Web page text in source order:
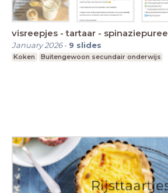
visreepjes - tartaar - spinaziepuree
January 2026- 9 slides
Koken Buitengewoon secundair onderwijs